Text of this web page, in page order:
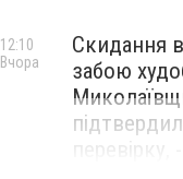
Скидання
забою
12:10
Вчора